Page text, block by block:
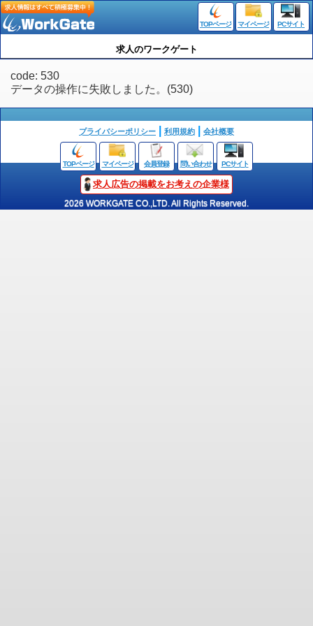
TOPページ マイページ PCサイト
求人のワークゲート
code: 530
データの操作に失敗しました。(530)
プライバシーポリシー 利用規約 会社概要
TOPページ マイページ 会員登録 問い合わせ PCサイト
求人広告の掲載をお考えの企業様
2026 WORKGATE CO.,LTD. All Rights Reserved.